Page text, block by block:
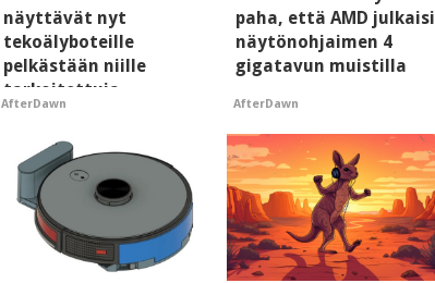
näyttävät nyt
tekoälyboteille
pelkästään niille
tarkoitettuja
mainoksia - vaikuttaa
tekoälyn mielikuvaan
brändistä
AfterDawn
paha, että AMD julkaisi
näytönohjaimen 4
gigatavun muistilla
AfterDawn